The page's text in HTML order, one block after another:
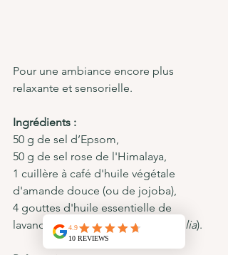
Pour une ambiance encore plus
relaxante et sensorielle.
Ingrédients :
50 g de sel d’Epsom,
50 g de sel rose de l'Himalaya,
1 cuillère à café d'huile végétale
d'amande douce (ou de jojoba),
4 gouttes d'huile essentielle de
lavande vraie (Lavandula angustifolia).